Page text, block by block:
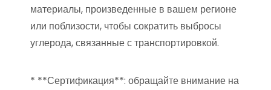
материалы, произведенные в вашем регионе
или поблизости, чтобы сократить выбросы
углерода, связанные с транспортировкой.
* **Сертификация**: обращайте внимание на